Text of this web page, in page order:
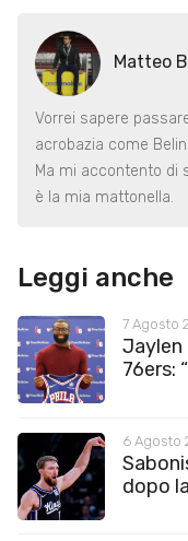
Matteo
Vorrei sapere
acrobazia come
Ma mi accontento di
è la mia mattonella.
Leggi anche
7 Agosto
Jaylen
76ers:
6 Agosto
dopo